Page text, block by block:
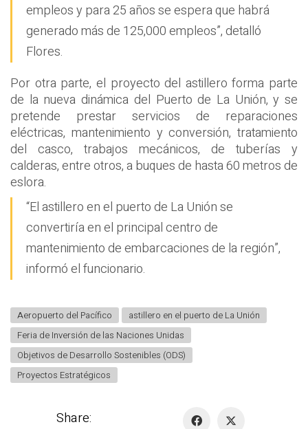
empleos y para 25 años se espera que habrá
generado más de 125,000 empleos”, detalló
Flores.
Por otra parte, el proyecto del astillero forma parte
de la nueva dinámica del Puerto de La Unión, y se
pretende prestar servicios de reparaciones
eléctricas, mantenimiento y conversión, tratamiento
del casco, trabajos mecánicos, de tuberías y
calderas, entre otros, a buques de hasta 60 metros de
eslora.
“El astillero en el puerto de La Unión se
convertiría en el principal centro de
mantenimiento de embarcaciones de la región”,
informó el funcionario.
Aeropuerto del Pacífico
astillero en el puerto de La Unión
Feria de Inversión de las Naciones Unidas
Objetivos de Desarrollo Sostenibles (ODS)
Proyectos Estratégicos
Share: